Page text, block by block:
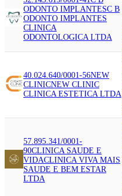
ODONTO IMPLANTESC B
ODONTO IMPLANTES
CLINICA
ODONTOLOGICA LTDA
40.024.640/0001-56NEW
CLINICNEW CLINIC
CLINICA ESTETICA LTDA
57.895.341/0001-
90CLINICA SAUDE E
VIDACLINICA VIVA MAIS
SAUDE E BEM ESTAR
LTDA